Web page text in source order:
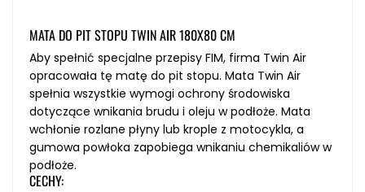
MATA DO PIT STOPU TWIN AIR 180X80 CM
Aby spełnić specjalne przepisy FIM, firma Twin Air
opracowała tę matę do pit stopu. Mata Twin Air
spełnia wszystkie wymogi ochrony środowiska
dotyczące wnikania brudu i oleju w podłoże. Mata
wchłonie rozlane płyny lub krople z motocykla, a
gumowa powłoka zapobiega wnikaniu chemikaliów w
podłoże.
CECHY: